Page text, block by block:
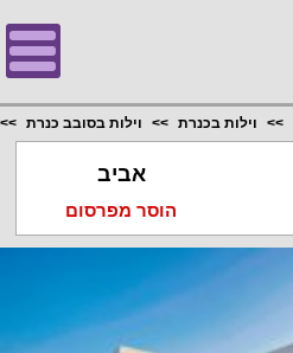
וילות בכנרת וילות בסובב כנרת
אביב
הוסר מפרסום